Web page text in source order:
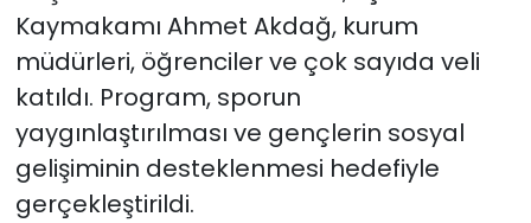
Kaymakamı Ahmet Akdağ, kurum
müdürleri, öğrenciler ve çok sayıda veli
katıldı. Program, sporun
yaygınlaştırılması ve gençlerin sosyal
gelişiminin desteklenmesi hedefiyle
gerçekleştirildi.